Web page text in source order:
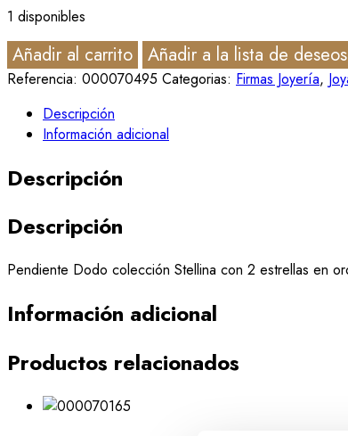
1 disponibles
Añadir al carrito Añadir a la lista de deseos
Referencia: 000070495 Categorias: Firmas Joyería,
Descripción
Información adicional
Descripción
Descripción
Pendiente Dodo colección Stellina con 2 estrellas en
Información adicional
Productos relacionados